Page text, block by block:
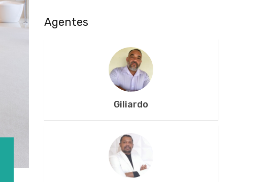
Agentes
Giliardo